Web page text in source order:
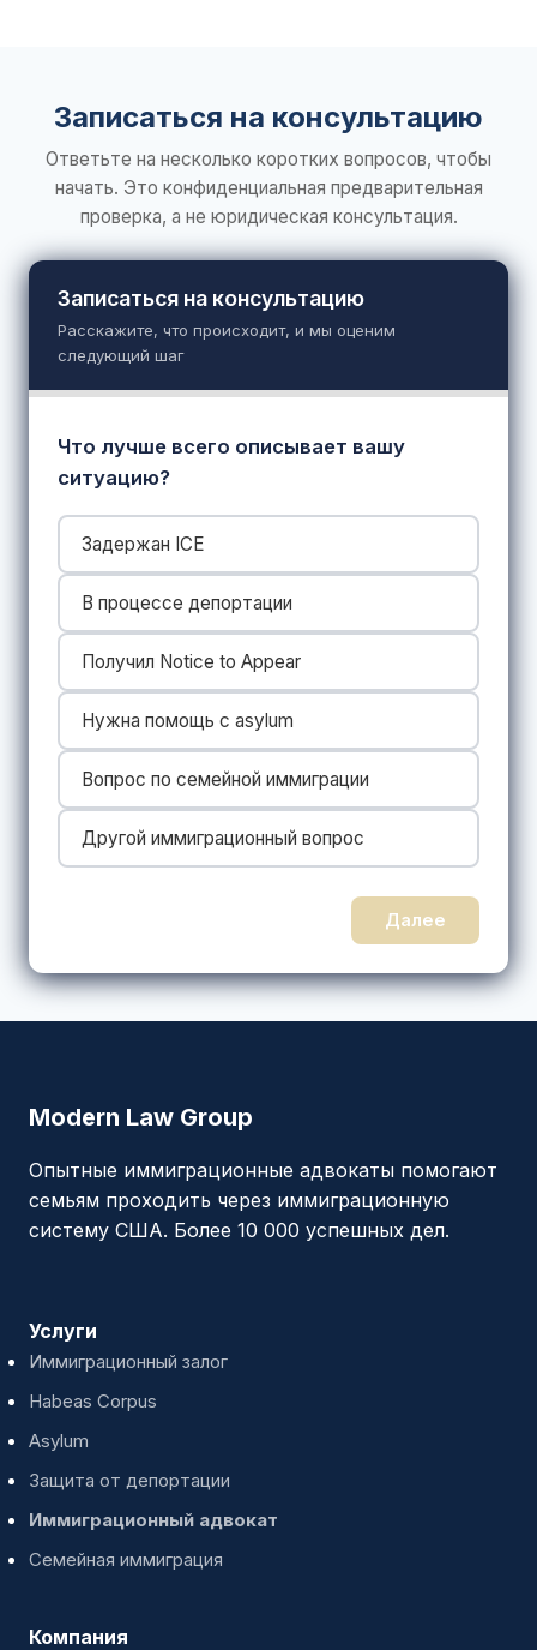
Записаться на консультацию
Ответьте на несколько коротких вопросов, чтобы
начать. Это конфиденциальная предварительная
проверка, а не юридическая консультация.
Записаться на консультацию
Расскажите, что происходит, и мы оценим
следующий шаг
Что лучше всего описывает вашу
ситуацию?
Задержан ICE
В процессе депортации
Получил Notice to Appear
Нужна помощь с asylum
Вопрос по семейной иммиграции
Другой иммиграционный вопрос
Далее
Modern Law Group
Опытные иммиграционные адвокаты помогают
семьям проходить через иммиграционную
систему США. Более 10 000 успешных дел.
Услуги
Иммиграционный залог
Habeas Corpus
Asylum
Защита от депортации
Иммиграционный адвокат
Семейная иммиграция
Компания